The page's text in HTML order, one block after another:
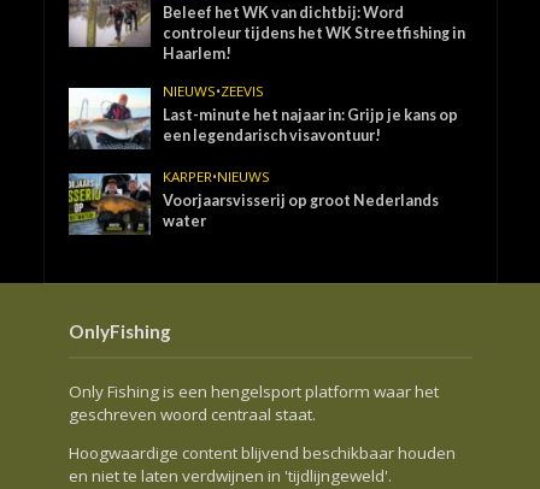
Beleef het WK van dichtbij: Word
controleur tijdens het WK Streetfishing in
Haarlem!
NIEUWS•ZEEVIS
Last-minute het najaar in: Grijp je kans op
een legendarisch visavontuur!
KARPER•NIEUWS
Voorjaarsvisserij op groot Nederlands
water
OnlyFishing
Only Fishing is een hengelsport platform waar het
geschreven woord centraal staat.
Hoogwaardige content blijvend beschikbaar houden
en niet te laten verdwijnen in 'tijdlijngeweld'.